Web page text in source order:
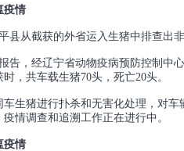
疫情
从截获的外省运入生猪中排查出非
告，经辽宁省动物疫病预防控制中
，共车载生猪70头，死亡20头。
生猪进行扑杀和无害化处理，对
情调查和追溯工作正在进行中。
疫情